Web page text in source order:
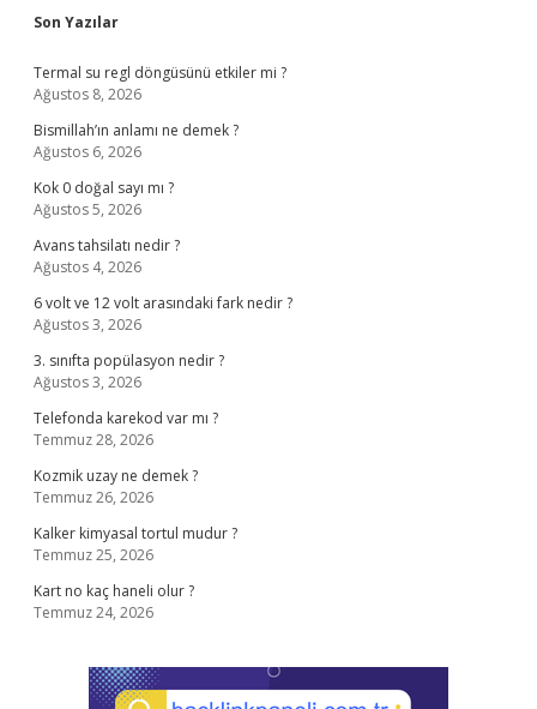
Sidebar
Son Yazılar
Termal su regl döngüsünü etkiler mi ?
Ağustos 8, 2026
Bismillah’ın anlamı ne demek ?
Ağustos 6, 2026
Kok 0 doğal sayı mı ?
Ağustos 5, 2026
Avans tahsilatı nedir ?
Ağustos 4, 2026
6 volt ve 12 volt arasındaki fark nedir ?
Ağustos 3, 2026
3. sınıfta popülasyon nedir ?
Ağustos 3, 2026
Telefonda karekod var mı ?
Temmuz 28, 2026
Kozmik uzay ne demek ?
Temmuz 26, 2026
Kalker kimyasal tortul mudur ?
Temmuz 25, 2026
Kart no kaç haneli olur ?
Temmuz 24, 2026